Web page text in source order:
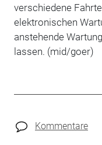
verschiedene
elektronischen
anstehende
lassen. (mid/goer)
Kommentare